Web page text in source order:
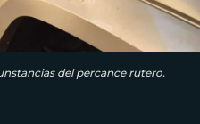
del percance rutero.